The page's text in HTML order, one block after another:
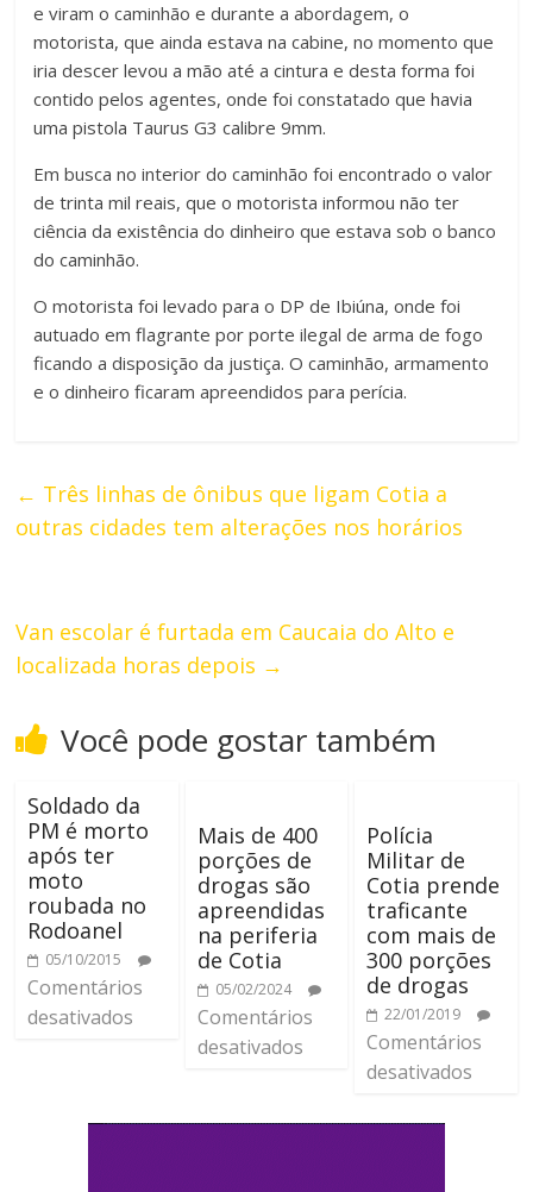
e viram o caminhão e durante a abordagem, o
motorista, que ainda estava na cabine, no momento que
iria descer levou a mão até a cintura e desta forma foi
contido pelos agentes, onde foi constatado que havia
uma pistola Taurus G3 calibre 9mm.
Em busca no interior do caminhão foi encontrado o valor
de trinta mil reais, que o motorista informou não ter
ciência da existência do dinheiro que estava sob o banco
do caminhão.
O motorista foi levado para o DP de Ibiúna, onde foi
autuado em flagrante por porte ilegal de arma de fogo
ficando a disposição da justiça. O caminhão, armamento
e o dinheiro ficaram apreendidos para perícia.
← Três linhas de ônibus que ligam Cotia a
outras cidades tem alterações nos horários
Van escolar é furtada em Caucaia do Alto e
localizada horas depois →
Você pode gostar também
Soldado da
PM é morto
após ter
moto
roubada no
Rodoanel
05/10/2015
Comentários
desativados
Mais de 400
porções de
drogas são
apreendidas
na periferia
de Cotia
05/02/2024
Comentários
desativados
Polícia
Militar de
Cotia prende
traficante
com mais de
300 porções
de drogas
22/01/2019
Comentários
desativados